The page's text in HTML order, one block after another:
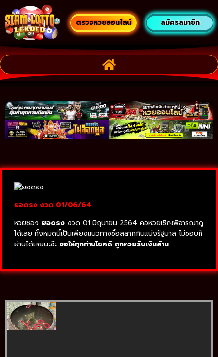
ตรวจหวยออนไลน์ สมัครสมาชิก
ยอดธง งวด 01/06/64
หวยซอง ยอดธง งวด 01 มิถุนายน 2564 คอหวยเชิญพิจารณาดู
ได้เลย ทั้งหมดนี้เป็นเพียงแนวทางซื้อสลากกินแบ่งรัฐบาล ไม่ชอบก็
ผ่านได้เลยนะจ๊ะ ขอให้ทุกท่านโชคดี ถูกหวยรับเงินล้าน